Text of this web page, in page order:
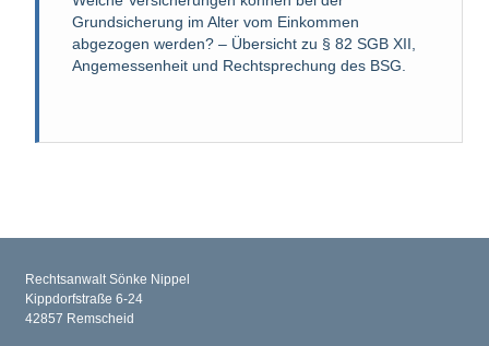
Grundsicherung im Alter vom Einkommen
abgezogen werden? – Übersicht zu § 82 SGB XII,
Angemessenheit und Rechtsprechung des BSG.
Rechtsanwalt Sönke Nippel
Kippdorfstraße 6-24
42857 Remscheid